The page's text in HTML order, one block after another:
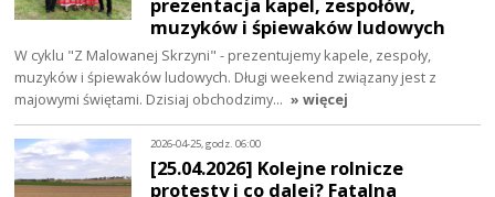
prezentacja kapel, zespołów,
muzyków i śpiewaków ludowych
W cyklu "Z Malowanej Skrzyni" - prezentujemy kapele, zespoły,
muzyków i śpiewaków ludowych. Długi weekend związany jest z
majowymi świętami. Dzisiaj obchodzimy… » więcej
2026-04-25, godz. 06:00
[25.04.2026] Kolejne rolnicze
protesty i co dalej? Fatalna